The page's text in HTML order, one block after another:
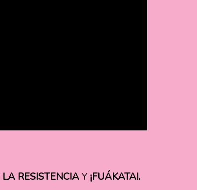
LA RESISTENCIAY ¡FUÁKATA!.